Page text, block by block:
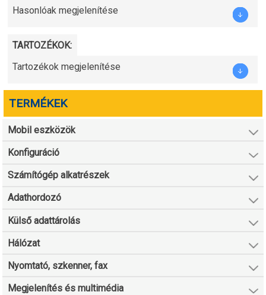
Hasonlóak megjelenítése
TARTOZÉKOK:
Tartozékok megjelenítése
TERMÉKEK
Mobil eszközök
Konfiguráció
Számítógép alkatrészek
Adathordozó
Külső adattárolás
Hálózat
Nyomtató, szkenner, fax
Megjelenítés és multimédia